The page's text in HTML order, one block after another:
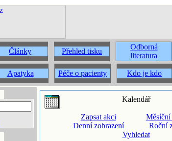
Články Přehled tisku
Odborná
literatura
Apatyka Péče o pacienty Kdo je kdo
Kalendář
Zapsat akci
Denní zobrazení
Měsíční
Roční
Vyhledat